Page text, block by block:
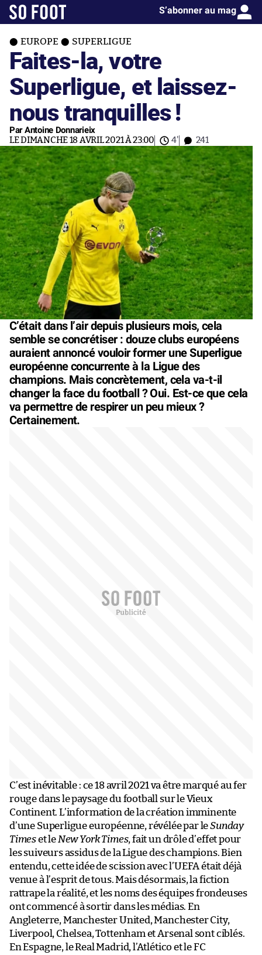
S’abonner au mag
EUROPE SUPERLIGUE
Faites-la, votre
Superligue, et laissez-
nous tranquilles !
Par Antoine Donnarieix
LE DIMANCHE 18 AVRIL 2021 À 23:00 4' 241
C’était dans l’air depuis plusieurs mois, cela
semble se concrétiser : douze clubs européens
auraient annoncé vouloir former une Superligue
européenne concurrente à la Ligue des
champions. Mais concrètement, cela va-t-il
changer la face du football ? Oui. Est-ce que cela
va permettre de respirer un peu mieux ?
Certainement.
C’est inévitable : ce 18 avril 2021 va être marqué au fer
rouge dans le paysage du football sur le Vieux
Continent. L’information de la création imminente
d’une Superligue européenne, révélée par leSunday
Timeset le New York Times, fait un drôle d’effet pour
les suiveurs assidus de la Ligue des champions. Bien
entendu, cette idée de scission avec l’UEFA était déjà
venue à l’esprit de tous. Mais désormais, la fiction
rattrape la réalité, et les noms des équipes frondeuses
ont commencé à sortir dans les médias. En
Angleterre, Manchester United, Manchester City,
Liverpool, Chelsea, Tottenham et Arsenal sont ciblés.
En Espagne, le Real Madrid, l’Atlético et le FC